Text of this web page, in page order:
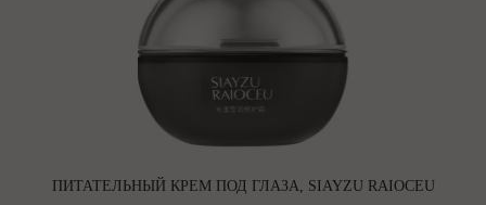
ПИТАТЕЛЬНЫЙ КРЕМ ПОД ГЛАЗА, SIAYZU RAIOCEU